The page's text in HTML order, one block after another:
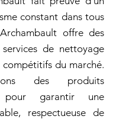
constant dans tous
offre des
de nettoyage
du marché.
des produits
pour garantir une
respectueuse de